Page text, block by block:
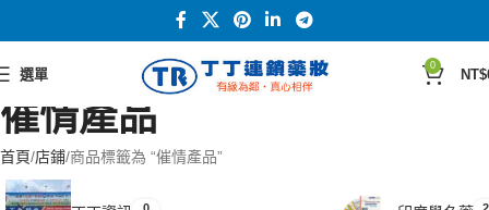
選單
0
NT$
催情產品
首頁 店鋪 商品標籤為 “催情產品”